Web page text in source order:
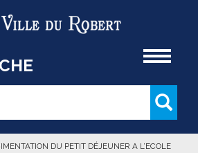
de recherche
DU PETIT DÉJEUNER A L’ECOLE